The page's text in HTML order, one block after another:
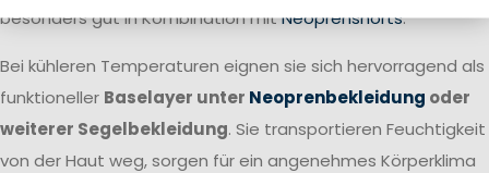
besonders gut in Kombination mitNeoprenshorts.
Bei kühleren Temperaturen eignen sie sich hervorragend als
funktioneller Baselayer unter Neoprenbekleidung oder
weiterer Segelbekleidung. Sie transportieren Feuchtigkeit
von der Haut weg, sorgen für ein angenehmes Körperklima